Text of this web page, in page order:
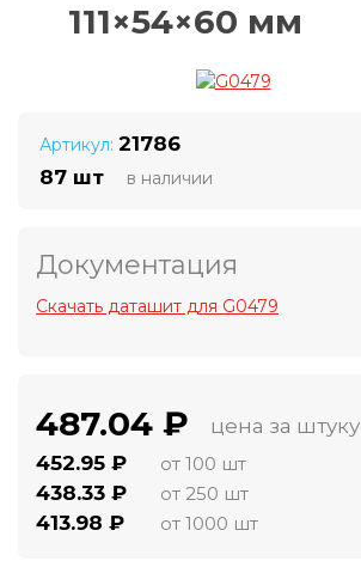
111×54×60 мм
Артикул: 21786
87 шт
в наличии
Документация
Скачать даташит для G0479
487.04 ₽
цена за штуку
452.95 ₽
от 100 шт
438.33 ₽ от 250 шт
413.98 ₽ от 1000 шт